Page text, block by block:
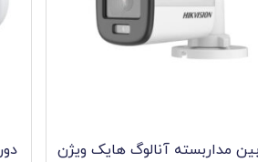
مداربسته آنالوگ هایک ویژن